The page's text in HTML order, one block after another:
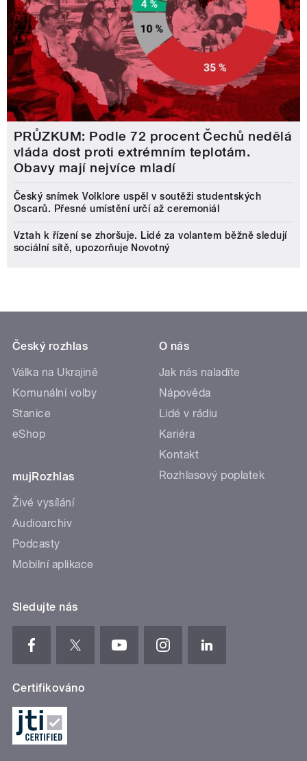
PRŮZKUM: Podle 72 procent Čechů nedělá
vláda dost proti extrémním teplotám.
Obavy mají nejvíce mladí
Český snímek Volklore uspěl v soutěži studentských
Oscarů. Přesné umístění určí až ceremoniál
Vztah k řízení se zhoršuje. Lidé za volantem běžně sledují
sociální sítě, upozorňuje Novotný
Český rozhlas
Válka na Ukrajině
Komunální volby
Stanice
eShop
mujRozhlas
Živé vysílání
Audioarchiv
Podcasty
Mobilní aplikace
O nás
Jak nás naladíte
Nápověda
Lidé v rádiu
Kariéra
Kontakt
Rozhlasový poplatek
Sledujte nás
Certifikováno